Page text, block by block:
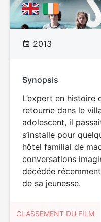
2013
Synopsis
L’expert en histoire
retourne dans le
adolescent, il
s’installe pour
hôtel familial de
conversations
décédée
de sa jeunesse.
CLASSEMENT DU FILM